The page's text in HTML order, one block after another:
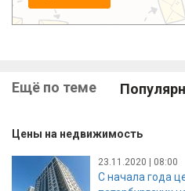
Ещё по теме
Цены на недвижимость
23.11.2020 | 08:00
С начала года